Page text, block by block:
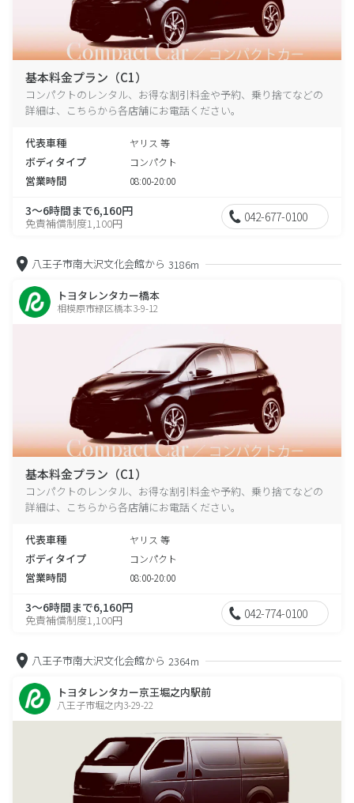
基本料金プラン（C1）
コンパクトのレンタル、お得な割引料金や予約、乗り捨てなどの
詳細は、こちらから各店舗にお電話ください。
代表車種 ヤリス 等
ボディタイプ コンパクト
営業時間 08:00-20:00
3～6時間まで6,160円
免責補償制度1,100円 042-677-0100
八王子市南大沢文化会館から 3186m
トヨタレンタカー橋本
相模原市緑区橋本3-9-12
基本料金プラン（C1）
コンパクトのレンタル、お得な割引料金や予約、乗り捨てなどの
詳細は、こちらから各店舗にお電話ください。
代表車種 ヤリス 等
ボディタイプ コンパクト
営業時間 08:00-20:00
3～6時間まで6,160円
免責補償制度1,100円 042-774-0100
八王子市南大沢文化会館から 2364m
トヨタレンタカー京王堀之内駅前
八王子市堀之内3-29-22